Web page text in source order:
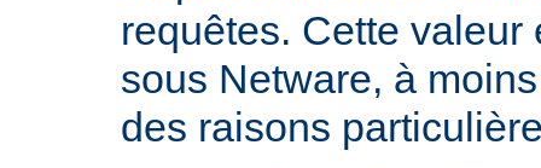
requêtes. Cette valeur
sous Netware, à
des raisons